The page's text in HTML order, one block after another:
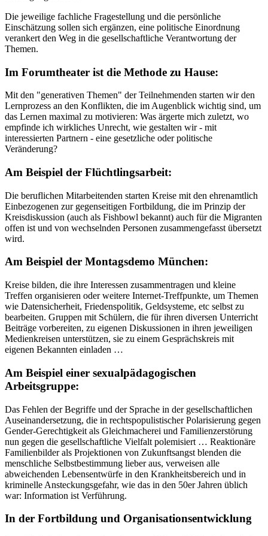
Die jeweilige fachliche Fragestellung und die persönliche
Einschätzung sollen sich ergänzen, eine politische Einordnung
verankert den Weg in die gesellschaftliche Verantwortung der
Themen.
Im Forumtheater ist die Methode zu Hause:
Mit den "generativen Themen" der Teilnehmenden starten wir den
Lernprozess an den Konflikten, die im Augenblick wichtig sind, um
das Lernen maximal zu motivieren: Was ärgerte mich zuletzt, wo
empfinde ich wirkliches Unrecht, wie gestalten wir - mit
interessierten Partnern - eine gesetzliche oder politische
Veränderung?
Am Beispiel der Flüchtlingsarbeit:
Die beruflichen Mitarbeitenden starten Kreise mit den ehrenamtlich
Einbezogenen zur gegenseitigen Fortbildung, die im Prinzip der
Kreisdiskussion (auch als Fishbowl bekannt) auch für die Migranten
offen ist und von wechselnden Personen zusammengefasst übersetzt
wird.
Am Beispiel der Montagsdemo München:
Kreise bilden, die ihre Interessen zusammentragen und kleine
Treffen organisieren oder weitere Internet-Treffpunkte, um Themen
wie Datensicherheit, Friedenspolitik, Geldsysteme, etc selbst zu
bearbeiten. Gruppen mit Schülern, die für ihren diversen Unterricht
Beiträge vorbereiten, zu eigenen Diskussionen in ihren jeweiligen
Medienkreisen unterstützen, sie zu einem Gesprächskreis mit
eigenen Bekannten einladen …
Am Beispiel einer sexualpädagogischen
Arbeitsgruppe:
Das Fehlen der Begriffe und der Sprache in der gesellschaftlichen
Auseinandersetzung, die in rechtspopulistischer Polarisierung gegen
Gender-Gerechtigkeit als Gleichmacherei und Familienzerstörung
nun gegen die gesellschaftliche Vielfalt polemisiert … Reaktionäre
Familienbilder als Projektionen von Zukunftsangst blenden die
menschliche Selbstbestimmung lieber aus, verweisen alle
abweichenden Lebensentwürfe in den Krankheitsbereich und in
kriminelle Ansteckungsgefahr, wie das in den 50er Jahren üblich
war: Information ist Verführung.
In der Fortbildung und Organisationsentwicklung